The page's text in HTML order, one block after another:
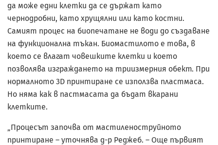
да може едни клетки да се държат като
чернодробни, като хрущялни или като костни.
Самият процес на биопечатане не води до създаване
на функционална тъкан. Биомастилото е това, в
което се влагат човешките клетки и което
позволява изграждането на триизмерния обект. При
нормалното 3D принтиране се използва пластмаса.
Но няма как в пастмасата да бъдат вкарани
клетките.
„Процесът започва от мастиленоструйното
принтиране – уточнява д-р Реджеб. – Още първият